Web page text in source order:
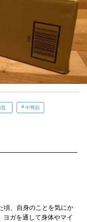
股 中臀筋
頃、自身のことを気にか
ヨガを通して身体やマイ